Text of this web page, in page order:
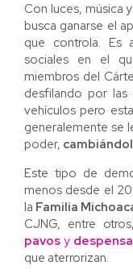
Con luces, música
busca ganarse el
que controla. Es
sociales en el
miembros del
desfilando por
vehículos pero
generalemente se
poder,
Este tipo de
menos desde el
la Familia
CJNG, entre
pavosy
que aterrorizan.